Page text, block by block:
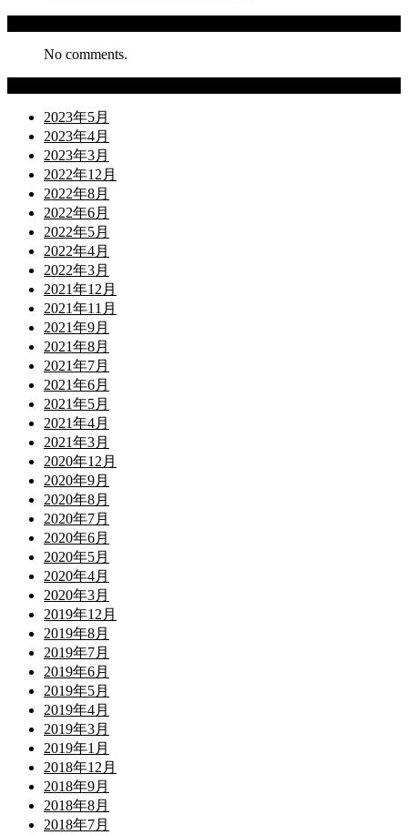
No comments.
2023年5月
2023年4月
2023年3月
2022年12月
2022年8月
2022年6月
2022年5月
2022年4月
2022年3月
2021年12月
2021年11月
2021年9月
2021年8月
2021年7月
2021年6月
2021年5月
2021年4月
2021年3月
2020年12月
2020年9月
2020年8月
2020年7月
2020年6月
2020年5月
2020年4月
2020年3月
2019年12月
2019年8月
2019年7月
2019年6月
2019年5月
2019年4月
2019年3月
2019年1月
2018年12月
2018年9月
2018年8月
2018年7月